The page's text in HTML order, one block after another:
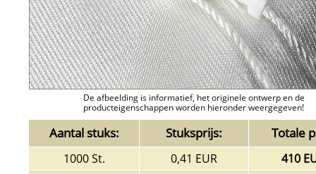
De afbeelding is informatief, het originele ontwerp en de
producteigenschappen worden hieronder weergegeven!
Aantal stuks: Stuksprijs: Totale
1000 St. 0,41 EUR
410